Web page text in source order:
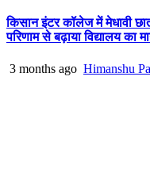
किसान इंटर कॉलेज में मेधावी
परिणाम से बढ़ाया विद्यालय का
3 months ago Himanshu